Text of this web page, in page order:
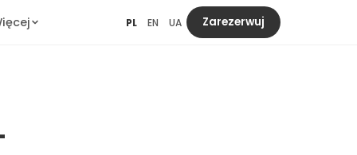
PL EN UA Zarezerwuj